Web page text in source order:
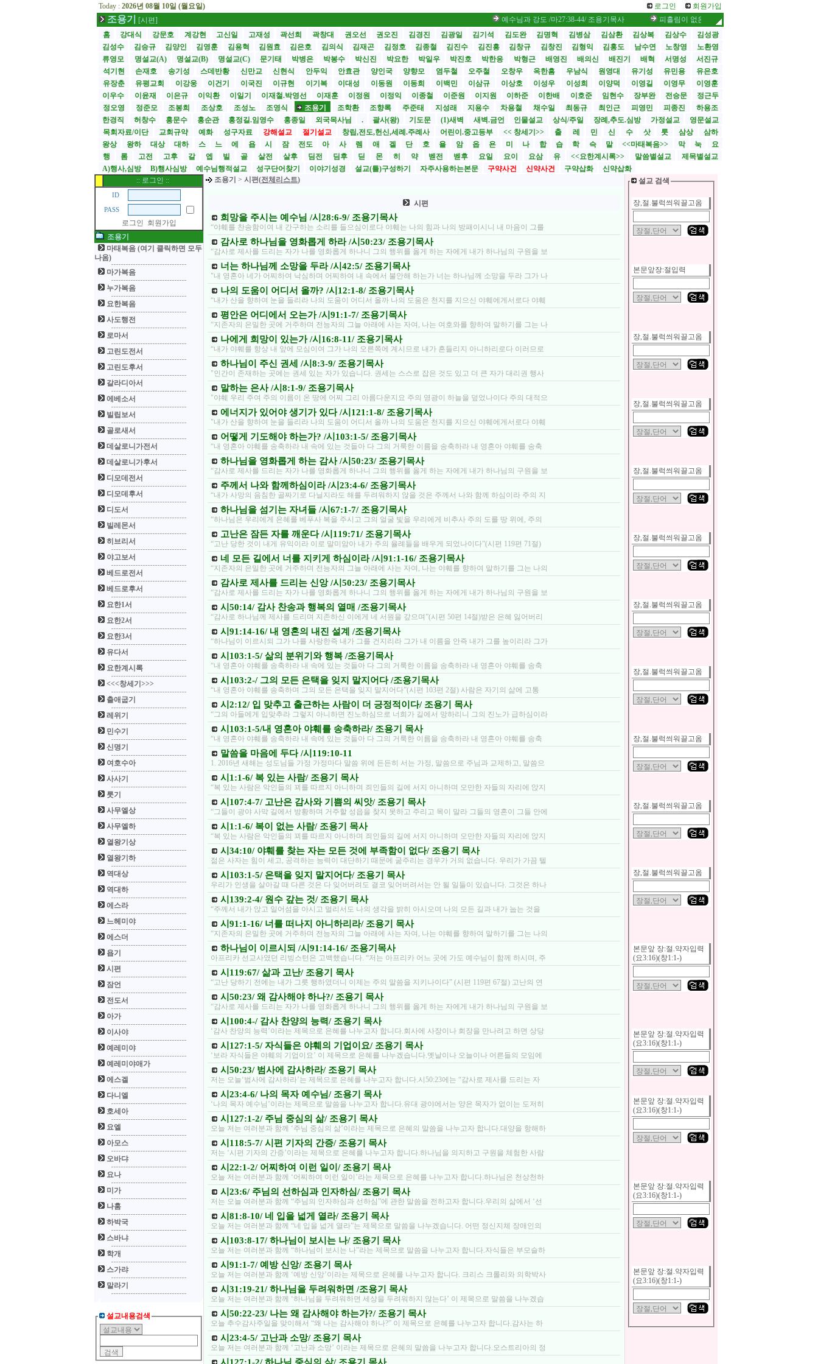
Today : 2026년 08월 10일 (월요일) 로그인 회원가입
조용기 [시편] 예수님과 강도 /마27:38-44/ 조용기목사
피흘림이 없은즉 사함이 없느니라 /히9:22-29/ 조용기목사
홈
강대식 강문호 계강현 고신일 고재성 곽선희 곽창대 권오선 권오진 김경진 김광일 김기석 김도완 김명혁 김병삼 김삼환 김상복 김상수
김성광
김성수
김승규 김양인 김영훈 김용혁 김원효 김은호 김의식 김재곤 김정호 김종철 김진수 김진흥 김창규 김창진 김형익 김홍도 남수연 노창영
노환영
류영모
명설교(A) 명설교(B) 명설교(C) 문기태 박병은 박봉수 박신진 박요한 박일우 박진호 박한응 박형근 배영진 배의신 배진기 배혁 서명성
서진규
석기현
손재호 송기성 스데반황 신만교 신현식 안두익 안효관 양인국 양향모 염두철 오주철 오창우 옥한흠 우남식 원영대 유기성 유민용
유은호
유장춘
유평교회 이강웅 이건기 이국진 이규현 이기복 이대성 이동원 이동희 이백민 이삼규 이상호 이성우 이성희 이양덕 이영길 이영무
이영훈
이우수
이윤재 이은규 이익환 이일기 이재철.박영선 이재훈 이정원 이정익 이종철 이준원 이지원 이하준 이한배 이호준 임현수 장부완 전승문
정근두
정오영
정준모 조봉희 조상호 조성노 조영식 조용기 조학환 조향록 주준태 지성래 지용수 차용철 채수일 최동규 최인근 피영민 피종진
하용조
한경직
허창수 홍문수 홍순관 홍정길.임영수 홍종일 외국목사님 . 괄사(왕) 기도문 (1)새벽 새벽.금언 인물설교 상식/주일 장례,추도.심방 가정설교
영문설교
목회자료/이단
교회규약 예화 성구자료 강해설교 절기설교 창립,전도,헌신,세례.주례사 어린이.중고등부 << 창세기>> 출 레 민 신 수 삿 룻 삼상
삼하
왕상
왕하 대상 대하 스 느 에 욥 시 잠 전도 아 사 렘 애 겔 단 호 욜 암 옵 욘 미 나 합 습 학 슥 말 <<마태복음>> 막 눅
요
행
롬 고전 고후 갈 엡 빌 골 살전 살후 딤전 딤후 딛 몬 히 약 벧전 벧후 요일 요이 요삼 유 <<요한계시록>> 말씀별설교
제목별설교
A)행사,심방
B)행사심방 예수님행적설교 성구단어찾기 이야기성경 설교(틀)구성하기 자주사용하는본문 구약사건 신약사건 구약삽화
신약삽화
:: 로그인 ::
ID
PASS
로그인
회원가입
조용기
마태복음 (여기 클릭하면 모두
나옴)
마가복음
누가복음
요한복음
사도행전
로마서
고린도전서
고린도후서
갈라디아서
에베소서
빌립보서
골로새서
데살로니가전서
데살로니가후서
디모데전서
디모데후서
디도서
빌레몬서
히브리서
야고보서
베드로전서
베드로후서
요한1서
요한2서
요한3서
유다서
요한계시록
<<<창세기>>>
출애굽기
레위기
민수기
신명기
여호수아
사사기
룻기
사무엘상
사무엘하
열왕기상
열왕기하
역대상
역대하
에스라
느헤미야
에스더
욥기
시편
잠언
전도서
아가
이사야
예레미야
예레미야애가
에스겔
다니엘
호세아
요엘
아모스
오바댜
요나
미가
나훔
하박국
스바냐
학개
스가랴
말라기
설교내용검색
조용기 > 시편(전체리스트)
시편
희망을 주시는 예수님 /시28:6-9/ 조용기목사
“야훼를 찬송함이여 내 간구하는 소리를 들으심이로다 야훼는 나의 힘과 나의 방패이시니 내 마음이 그를
감사로 하나님을 영화롭게 하라 /시50:23/ 조용기목사
“감사로 제사를 드리는 자가 나를 영화롭게 하나니 그의 행위를 옳게 하는 자에게 내가 하나님의 구원을 보
너는 하나님께 소망을 두라 /시42:5/ 조용기목사
"내 영혼아 네가 어찌하여 낙심하며 어찌하여 내 속에서 불안해 하는가 너는 하나님께 소망을 두라 그가 나
나의 도움이 어디서 올까? /시12:1-8/ 조용기목사
“내가 산을 향하여 눈을 들리라 나의 도움이 어디서 올까 나의 도움은 천지를 지으신 야훼에게서로다 야훼
평안은 어디에서 오는가 /시91:1-7/ 조용기목사
“지존자의 은밀한 곳에 거주하며 전능자의 그늘 아래에 사는 자여, 나는 여호와를 향하여 말하기를 그는 나
나에게 희망이 있는가 /시16:8-11/ 조용기목사
“내가 야훼를 항상 내 앞에 모심이여 그가 나의 오른쪽에 계시므로 내가 흔들리지 아니하리로다 이러므로
하나님이 주신 권세 /시8:3-9/ 조용기목사
"인간이 존재하는 곳에는 권세 있는 자가 있습니다. 권세는 스스로 잡은 것도 있고 더 큰 자가 대리권 행사
말하는 은사 /시8:1-9/ 조용기목사
"야훼 우리 주여 주의 이름이 온 땅에 어찌 그리 아름다운지요 주의 영광이 하늘을 덮었나이다 주의 대적으
에너지가 있어야 생기가 있다 /시121:1-8/ 조용기목사
"내가 산을 향하여 눈을 들리라 나의 도움이 어디서 올까 나의 도움은 천지를 지으신 야훼에게서로다 야훼
어떻게 기도해야 하는가? /시103:1-5/ 조용기목사
“내 영혼아 야훼를 송축하라 내 속에 있는 것들아 다 그의 거룩한 이름을 송축하라 내 영혼아 야훼를 송축
하나님을 영화롭게 하는 감사 /시50:23/ 조용기목사
“감사로 제사를 드리는 자가 나를 영화롭게 하나니 그의 행위를 옳게 하는 자에게 내가 하나님의 구원을 보
주께서 나와 함께하심이라 /시23:4-6/ 조용기목사
“내가 사망의 음침한 골짜기로 다닐지라도 해를 두려워하지 않을 것은 주께서 나와 함께 하심이라 주의 지
하나님을 섬기는 자녀들 /시67:1-7/ 조용기목사
“하나님은 우리에게 은혜를 베푸사 복을 주시고 그의 얼굴 빛을 우리에게 비추사 주의 도를 땅 위에, 주의
고난은 잠든 자를 깨운다 /시119:71/ 조용기목사
“고난 당한 것이 내게 유익이라 이로 말미암아 내가 주의 율례들을 배우게 되었나이다”(시편 119편 71절)
네 모든 길에서 너를 지키게 하심이라 /시91:1-16/ 조용기목사
“지존자의 은밀한 곳에 거주하며 전능자의 그늘 아래에 사는 자여, 나는 야훼를 향하여 말하기를 그는 나의
감사로 제사를 드리는 신앙 /시50:23/ 조용기목사
“감사로 제사를 드리는 자가 나를 영화롭게 하나니 그의 행위를 옳게 하는 자에게 내가 하나님의 구원을 보
시50:14/ 감사 찬송과 행복의 열매 /조용기목사
“감사로 하나님께 제사를 드리며 지존하신 이에게 네 서원을 갚으며”(시편 50편 14절)받은 은혜 잃어버리
시91:14-16/ 내 영혼의 내진 설계 /조용기목사
“하나님이 이르시되 그가 나를 사랑한즉 내가 그를 건지리라 그가 내 이름을 안즉 내가 그를 높이리라 그가
시103:1-5/ 삶의 분위기와 행복 /조용기목사
“내 영혼아 야훼를 송축하라 내 속에 있는 것들아 다 그의 거룩한 이름을 송축하라 내 영혼아 야훼를 송축
시103:2-/ 그의 모든 은택을 잊지 말지어다 /조용기목사
“내 영혼아 야훼를 송축하며 그의 모든 은택을 잊지 말지어다”(시편 103편 2절) 사람은 자기의 삶에 고통
시2:12/ 입 맞추고 출근하는 사람이 더 긍정적이다/ 조용기 목사
“그의 아들에게 입맞추라 그렇지 아니하면 진노하심으로 너희가 길에서 망하리니 그의 진노가 급하심이라
시103:1-5/내 영혼아 야훼를 송축하라/ 조용기 목사
“내 영혼아 야훼를 송축하라 내 속에 있는 것들아 다 그의 거룩한 이름을 송축하라 내 영혼아 야훼를 송축
말씀을 마음에 두다 /시119:10-11
1. 2016년 새해는 성도님들 가정 가정마다 말씀 위에 든든히 서는 가정, 말씀으로 주님과 교제하고, 말씀으
시1:1-6/ 복 있는 사람/ 조용기 목사
“복 있는 사람은 악인들의 꾀를 따르지 아니하며 죄인들의 길에 서지 아니하며 오만한 자들의 자리에 앉지
시107:4-7/ 고난은 감사와 기쁨의 씨앗/ 조용기 목사
“그들이 광야 사막 길에서 방황하며 거주할 성읍을 찾지 못하고 주리고 목이 말라 그들의 영혼이 그들 안에
시1:1-6/ 복이 없는 사람/ 조용기 목사
“복 있는 사람은 악인들의 꾀를 따르지 아니하며 죄인들의 길에 서지 아니하며 오만한 자들의 자리에 앉지
시34:10/ 야훼를 찾는 자는 모든 것에 부족함이 없다/ 조용기 목사
젊은 사자는 힘이 세고, 공격하는 능력이 대단하기 때문에 굶주리는 경우가 거의 없습니다. 우리가 가끔 텔
시103:1-5/ 은택을 잊지 말지어다/ 조용기 목사
우리가 인생을 살아갈 때 다른 것은 다 잊어버려도 결코 잊어버려서는 안 될 일들이 있습니다. 그것은 하나
시139:2-4/ 원수 갚는 것/ 조용기 목사
“주께서 내가 앉고 일어섬을 아시고 멀리서도 나의 생각을 밝히 아시오며 나의 모든 길과 내가 눕는 것을
시91:1-16/ 너를 떠나지 아니하리라/ 조용기 목사
“지존자의 은밀한 곳에 거주하며 전능자의 그늘 아래에 사는 자여, 나는 야훼를 향하여 말하기를 그는 나의
하나님이 이르시되 /시91:14-16/ 조용기목사
아프리카 선교사였던 리빙스턴은 고백했습니다. “저는 아프리카 어느 곳에 가도 예수님이 함께 하시며, 주
시119:67/ 삶과 고난/ 조용기 목사
“고난 당하기 전에는 내가 그릇 행하였더니 이제는 주의 말씀을 지키나이다” (시편 119편 67절) 고난의 연
시50:23/ 왜 감사해야 하나?/ 조용기 목사
“감사로 제사를 드리는 자가 나를 영화롭게 하나니 그의 행위를 옳게 하는 자에게 내가 하나님의 구원을 보
시100:4-/ 감사 찬양의 능력/ 조용기 목사
‘감사 찬양의 능력’이라는 제목으로 은혜를 나누고자 합니다.회사에 사장이나 회장을 만나려고 하면 상당
시127:1-5/ 자식들은 야훼의 기업이요/ 조용기 목사
‘보라 자식들은 야훼의 기업이요’ 이 제목으로 은혜를 나누겠습니다.옛날이나 오늘이나 어른들의 모임에
시50:23/ 범사에 감사하라/ 조용기 목사
저는 오늘‘범사에 감사하라’는 제목으로 은혜를 나누고자 합니다.시50:23에는 “감사로 제사를 드리는 자
시23:4-6/ 나의 목자 예수님/ 조용기 목사
‘나의 목자 예수님’이라는 제목으로 말씀을 나누고자 합니다.유대 광야에서는 양은 목자가 없이는 도저히
시127:1-2/ 주님 중심의 삶/ 조용기 목사
오늘 저는 여러분과 함께 ‘주님 중심의 삶’이라는 제목으로 은혜의 말씀을 나누고자 합니다.대양을 항해하
시118:5-7/ 시편 기자의 간증/ 조용기 목사
저는 ‘시편 기자의 간증’이라는 제목으로 은혜를 나누고자 합니다.하나님을 의지하고 구원을 체험한 사람
시22:1-2/ 어찌하여 이런 일이/ 조용기 목사
오늘 저는 여러분과 함께 ‘어찌하여 이런 일이’라는 제목으로 은혜를 나누고자 합니다.하나님은 천상천하
시23:6/ 주님의 선하심과 인자하심/ 조용기 목사
저는 오늘 여러분과 함께 “주님의 인자하심과 선하심”에 관한 말씀을 전하고자 합니다.우리의 삶에서 ‘선
시81:8-10/ 네 입을 넓게 열라/ 조용기 목사
오늘 저는 여러분과 함께 “네 입을 넓게 열라”는 제목으로 말씀을 나누겠습니다. 어떤 정신지체 장애인의
시103:8-17/ 하나님이 보시는 나/ 조용기 목사
오늘 저는 여러분과 함께 “하나님이 보시는 나”라는 제목으로 말씀을 나누고자 합니다.자식들은 부모슬하
시91:1-7/ 예방 신앙/ 조용기 목사
오늘 저는 여러분과 함께 ‘예방 신앙’이라는 제목으로 은혜를 나누고자 합니다. 크리스 크롤리와 의학박사
시31:19-21/ 하나님을 두려워하면 /조용기 목사
오늘 저는 여러분과 함께 ‘하나님을 두려워하면 세상을 두려워하지 않는다’ 이 제목으로 말씀을 나누겠습
시50:22-23/ 나는 왜 감사해야 하는가?/ 조용기 목사
오늘 추수감사주일을 맞이해서 “왜 나는 감사해야 하나?” 이 제목으로 은혜를 나누고자 합니다.감사는 하
시23:4-5/ 고난과 소망/ 조용기 목사
오늘 저는 여러분과 함께 ‘고난과 소망’ 이라는 제목으로 은혜의 말씀을 나누고자 합니다.오스트리아의 정
설교 검색
장,절.불럭씌워끌고옴
본문앞장:절입력
장,절.불럭씌워끌고옴
장,절.불럭씌워끌고옴
장,절.불럭씌워끌고옴
장,절.불럭씌워끌고옴
장,절.불럭씌워끌고옴
장,절.불럭씌워끌고옴
장,절.불럭씌워끌고옴
장,절.불럭씌워끌고옴
장,절.불럭씌워끌고옴
본문앞 장:절.약자입력
(요3:16)(창1:1-)
본문앞 장:절.약자입력
(요3:16)(창1:1-)
본문앞 장:절.약자입력
(요3:16)(창1:1-)
본문앞 장:절.약자입력
(요3:16)(창1:1-)
본문앞 장:절.약자입력
(요3:16)(창1:1-)